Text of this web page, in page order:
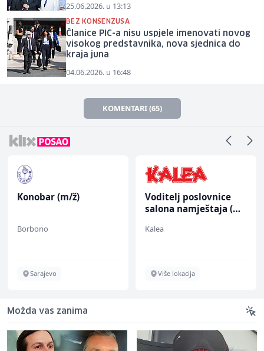
25.06.2026. u 13:13
BEZ KONSENZUSA
Članice PIC-a nisu uspjele imenovati novog
visokog predstavnika, nova sjednica do
kraja juna
04.06.2026. u 16:48
KOMENTARI (65)
Konobar (m/ž)
Borbono
Sarajevo
Voditelj poslovnice
salona namještaja (m/
Kalea
Više lokacija
Možda vas zanima